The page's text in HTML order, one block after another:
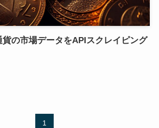
の市場データをAPIスクレイピング
1